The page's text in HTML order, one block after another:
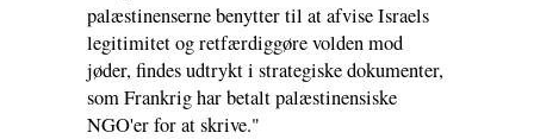
palæstinenserne benytter til at afvise Israels
legitimitet og retfærdiggøre volden mod
jøder, findes udtrykt i strategiske dokumenter,
som Frankrig har betalt palæstinensiske
NGO'er for at skrive."